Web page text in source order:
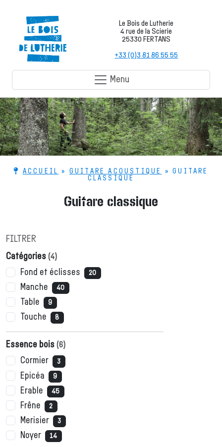
Le Bois de Lutherie
4 rue de la Scierie
25330 FERTANS
+33 (0)3 81 86 55 55
Menu
ACCUEIL » GUITARE ACOUSTIQUE »GUITARE
CLASSIQUE
Guitare classique
FILTRER
Catégories (4)
Fond et éclisses 20
Manche 40
Table 9
Touche 8
Essence bois (6)
Cormier 3
Epicéa 9
Erable 45
Frêne 2
Merisier 3
Noyer 14